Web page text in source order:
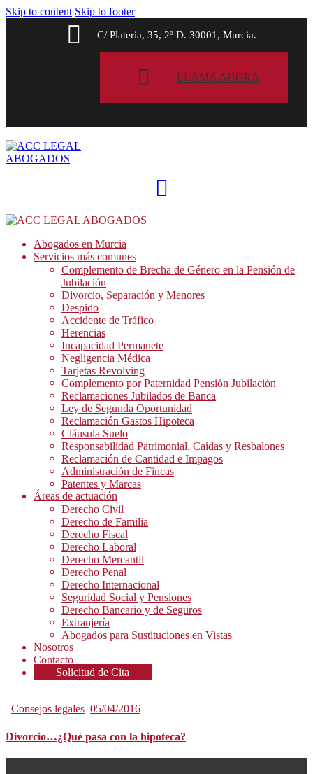
Skip to content Skip to footer
C/ Platería, 35, 2º D. 30001, Murcia.
LLAMA AHORA
Abogados en Murcia
Servicios más comunes
Complemento de Brecha de Género en la Pensión de
Jubilación
Divorcio, Separación y Menores
Despido
Accidente de Tráfico
Herencias
Incapacidad Permanete
Negligencia Médica
Tarjetas Revolving
Complemento por Paternidad Pensión Jubilación
Reclamaciones Jubilados de Banca
Ley de Segunda Oportunidad
Reclamación Gastos Hipoteca
Cláusula Suelo
Responsabilidad Patrimonial, Caídas y Resbalones
Reclamación de Cantidad e Impagos
Administración de Fincas
Patentes y Marcas
Áreas de actuación
Derecho Civil
Derecho de Familia
Derecho Fiscal
Derecho Laboral
Derecho Mercantil
Derecho Penal
Derecho Internacional
Seguridad Social y Pensiones
Derecho Bancario y de Seguros
Extranjería
Abogados para Sustituciones en Vistas
Nosotros
Contacto
Solicitud de Cita
Consejos legales 05/04/2016
Divorcio…¿Qué pasa con la hipoteca?